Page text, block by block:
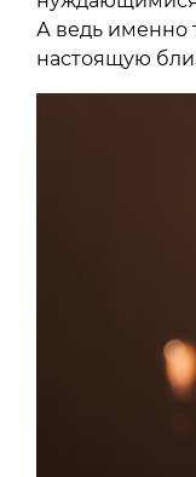
А ведь именно
настоящую